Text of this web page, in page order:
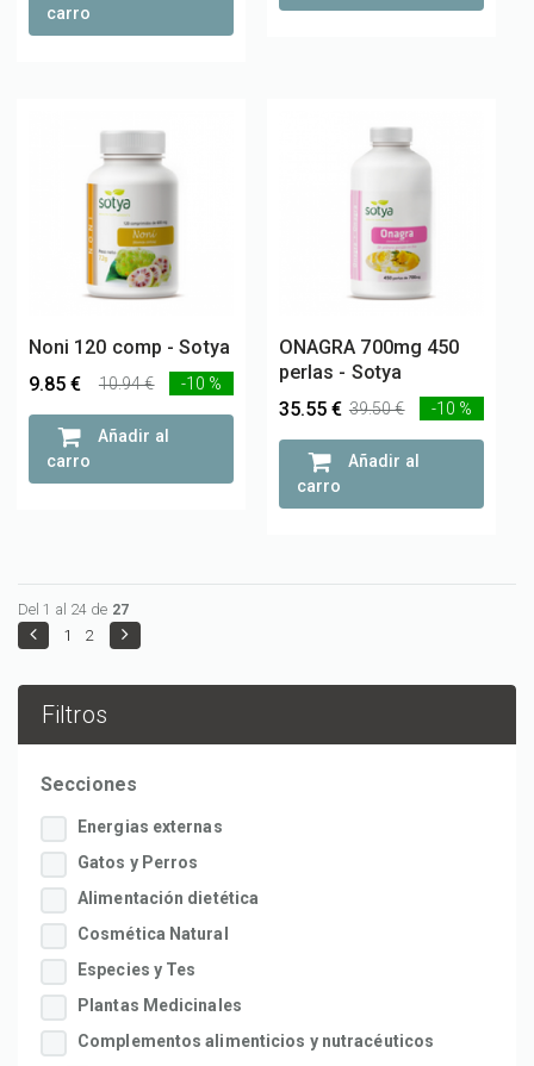
carro
Noni 120 comp - Sotya
9.85 €
10.94 € -10 %
Añadir al
carro
ONAGRA 700mg 450
perlas - Sotya
35.55 € 39.50 € -10 %
Añadir al
carro
Del 1 al 24 de 27
1
2
Filtros
Secciones
Energias externas
Gatos y Perros
Alimentación dietética
Cosmética Natural
Especies y Tes
Plantas Medicinales
Complementos alimenticios y nutracéuticos